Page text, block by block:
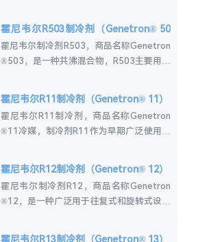
冷速度快的优异制冷性能。霍...
霍尼韦尔R503制冷剂（Genetron® 50
3）
霍尼韦尔制冷剂R503，商品名称Genetron
®503，是一种共沸混合物，R503主要用于
503（Genetron...
霍尼韦尔R11制冷剂（Genetron® 11）
霍尼韦尔R11制冷剂，商品名称Genetron
®11冷媒，制冷剂R11作为早期广泛使用的
克YORK中央空调等制...
霍尼韦尔R12制冷剂（Genetron® 12）
霍尼韦尔制冷剂R12，商品名称Genetron
®12，是一种广泛用于往复式和旋转式设备
霍尼韦尔R13制冷剂（Genetron® 13）